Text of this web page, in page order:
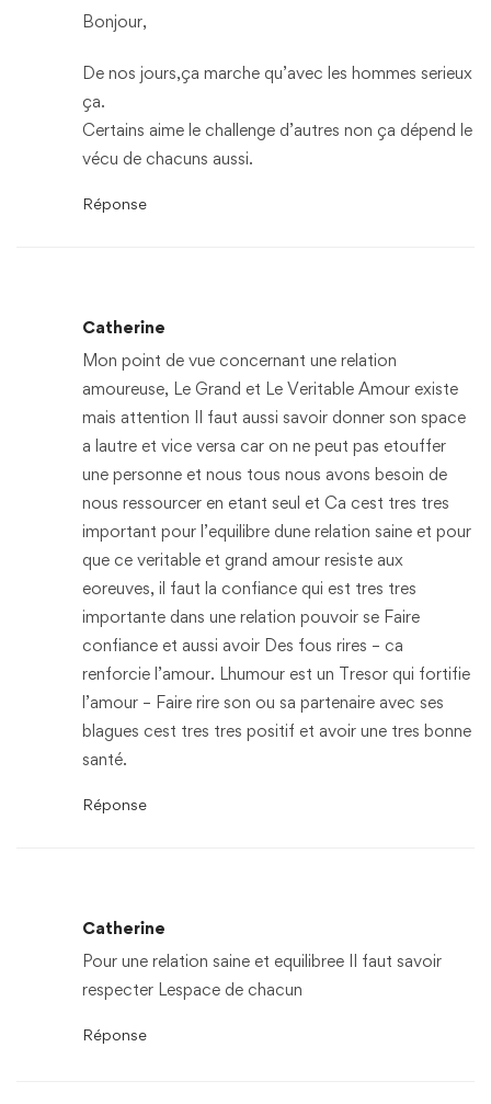
Bonjour,
De nos jours,ça marche qu’avec les hommes serieux
ça.
Certains aime le challenge d’autres non ça dépend le
vécu de chacuns aussi.
Réponse
Catherine
Mon point de vue concernant une relation
amoureuse, Le Grand et Le Veritable Amour existe
mais attention Il faut aussi savoir donner son space
a lautre et vice versa car on ne peut pas etouffer
une personne et nous tous nous avons besoin de
nous ressourcer en etant seul et Ca cest tres tres
important pour l’equilibre dune relation saine et pour
que ce veritable et grand amour resiste aux
eoreuves, il faut la confiance qui est tres tres
importante dans une relation pouvoir se Faire
confiance et aussi avoir Des fous rires – ca
renforcie l’amour. Lhumour est un Tresor qui fortifie
l’amour – Faire rire son ou sa partenaire avec ses
blagues cest tres tres positif et avoir une tres bonne
santé.
Réponse
Catherine
Pour une relation saine et equilibree Il faut savoir
respecter Lespace de chacun
Réponse